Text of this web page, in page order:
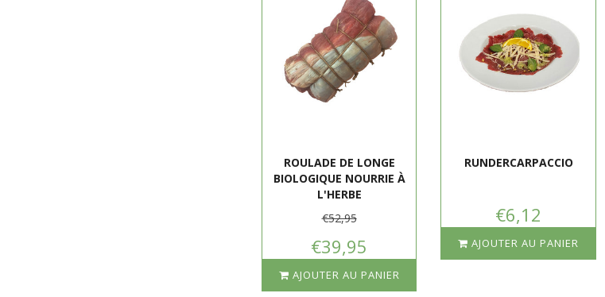
ROULADE DE LONGE
BIOLOGIQUE NOURRIE À
L'HERBE
€52,95
€39,95
AJOUTER AU PANIER
RUNDERCARPACCIO
€6,12
AJOUTER AU PANIER